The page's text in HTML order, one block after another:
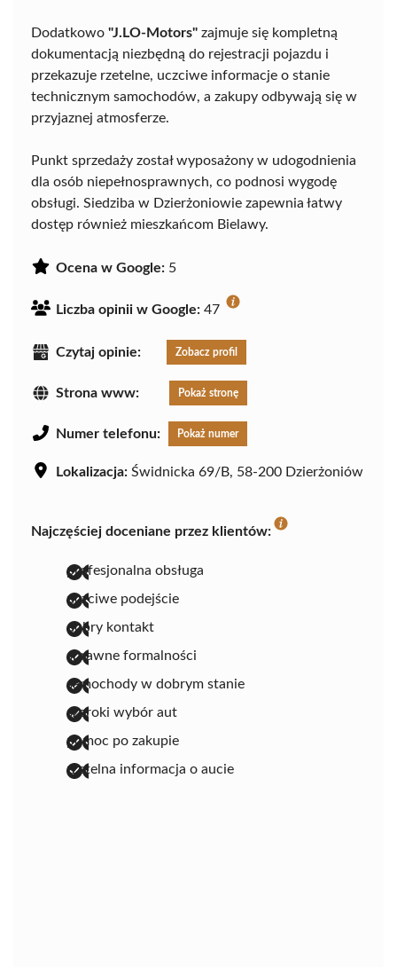
Dodatkowo "J.LO-Motors" zajmuje się kompletną
dokumentacją niezbędną do rejestracji pojazdu i
przekazuje rzetelne, uczciwe informacje o stanie
technicznym samochodów, a zakupy odbywają się w
przyjaznej atmosferze.
Punkt sprzedaży został wyposażony w udogodnienia
dla osób niepełnosprawnych, co podnosi wygodę
obsługi. Siedziba w Dzierżoniowie zapewnia łatwy
dostęp również mieszkańcom Bielawy.
Ocena w Google: 5
Liczba opinii w Google: 47
Czytaj opinie: Zobacz profil
Strona www: Pokaż stronę
Numer telefonu: Pokaż numer
Lokalizacja: Świdnicka 69/B, 58-200 Dzierżoniów
Najczęściej doceniane przez klientów:
profesjonalna obsługa
uczciwe podejście
dobry kontakt
sprawne formalności
samochody w dobrym stanie
szeroki wybór aut
pomoc po zakupie
rzetelna informacja o aucie